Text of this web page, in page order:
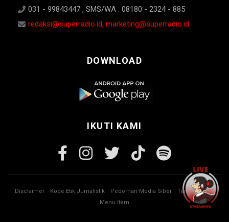
031 - 99843447 , SMS/WA : 08180 - 2324 - 885
redaksi@superradio.id, marketing@superradio.id
DOWNLOAD
IKUTI KAMI
Disclaimer Kode Etik Jurnalistik Pedoman Media Siber
Tentang Kami
Menu Item